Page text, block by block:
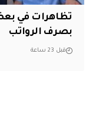
تظاهرات في
بصرف الرواتب
قبل 23 ساعة